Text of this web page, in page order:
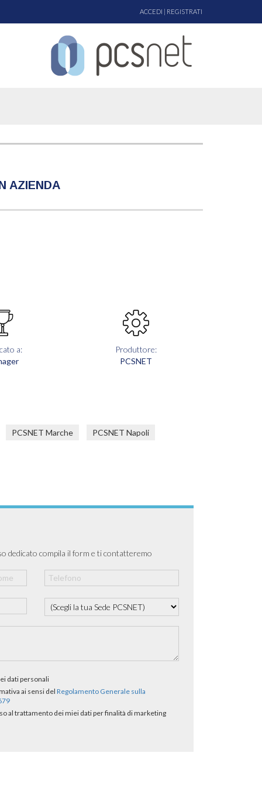
ACCEDI | REGISTRATI
AZIENDA
a:
Produttore:
PCSNET
PCSNET Marche PCSNET Napoli
dedicato compila il form e ti contatteremo
dati personali
ai sensi del Regolamento Generale sulla
al trattamento dei miei dati per finalità di marketing